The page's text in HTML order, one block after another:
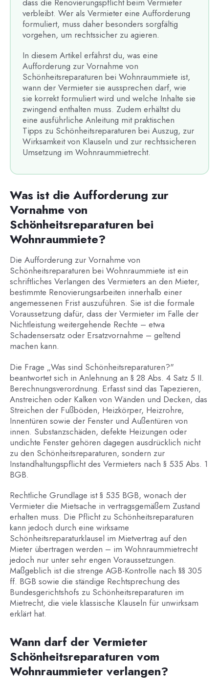
verbleibt. Wer als Vermieter eine Aufforderung
formuliert, muss daher besonders sorgfältig
vorgehen, um rechtssicher zu agieren.
In diesem Artikel erfährst du, was eine
Aufforderung zur Vornahme von
Schönheitsreparaturen bei Wohnraummiete ist,
wann der Vermieter sie aussprechen darf, wie
sie korrekt formuliert wird und welche Inhalte sie
zwingend enthalten muss. Zudem erhältst du
eine ausführliche Anleitung mit praktischen
Tipps zu Schönheitsreparaturen bei Auszug, zur
Wirksamkeit von Klauseln und zur rechtssicheren
Umsetzung im Wohnraummietrecht.
Was ist die Aufforderung zur
Vornahme von
Schönheitsreparaturen bei
Wohnraummiete?
Die Aufforderung zur Vornahme von
Schönheitsreparaturen bei Wohnraummiete ist ein
schriftliches Verlangen des Vermieters an den Mieter,
bestimmte Renovierungsarbeiten innerhalb einer
angemessenen Frist auszuführen. Sie ist die formale
Voraussetzung dafür, dass der Vermieter im Falle der
Nichtleistung weitergehende Rechte – etwa
Schadensersatz oder Ersatzvornahme – geltend
machen kann.
Die Frage „Was sind Schönheitsreparaturen?"
beantwortet sich in Anlehnung an § 28 Abs. 4 Satz 5 II.
Berechnungsverordnung. Erfasst sind das Tapezieren,
Anstreichen oder Kalken von Wänden und Decken, das
Streichen der Fußböden, Heizkörper, Heizrohre,
Innentüren sowie der Fenster und Außentüren von
innen. Substanzschäden, defekte Heizungen oder
undichte Fenster gehören dagegen ausdrücklich nicht
zu den Schönheitsreparaturen, sondern zur
Instandhaltungspflicht des Vermieters nach § 535 Abs. 1
BGB.
Rechtliche Grundlage ist § 535 BGB, wonach der
Vermieter die Mietsache in vertragsgemäßem Zustand
erhalten muss. Die Pflicht zu Schönheitsreparaturen
kann jedoch durch eine wirksame
Schönheitsreparaturklausel im Mietvertrag auf den
Mieter übertragen werden – im Wohnraummietrecht
jedoch nur unter sehr engen Voraussetzungen.
Maßgeblich ist die strenge AGB-Kontrolle nach §§ 305
ff. BGB sowie die ständige Rechtsprechung des
Bundesgerichtshofs zu Schönheitsreparaturen im
Mietrecht, die viele klassische Klauseln für unwirksam
erklärt hat.
Wann darf der Vermieter
Schönheitsreparaturen vom
Wohnraummieter verlangen?